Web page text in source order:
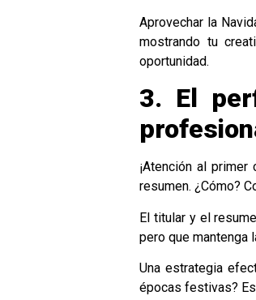
Aprovechar la
mostrando tu
oportunidad.
3. El
¡Atención al
resumen. ¿Cómo?
El titular y el
pero que mantenga
Una estrategia
épocas festivas?